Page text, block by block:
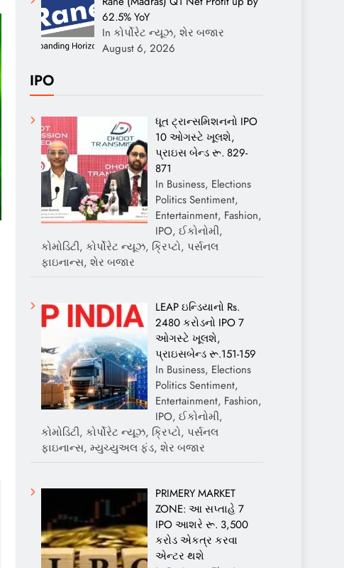
62.5% YoY
In કોર્પોરેટ ન્યૂઝ, શેર બજાર
August 6, 2026
IPO
ધૂત ટ્રાન્સમિશનનો IPO
10 ઓગસ્ટે ખૂલશે,
પ્રાઇસ બેન્ડ રૂ. 829-
871
In Business, Elections
Politics Sentiment,
Entertainment, Fashion,
IPO, ઈકોનોમી,
કોમોડિટી, કોર્પોરેટ ન્યૂઝ, ક્રિપ્ટો, પર્સનલ
ફાઇનાન્સ, શેર બજાર
LEAP ઇન્ડિયાનો Rs.
2480 કરોડનો IPO 7
ઓગસ્ટે ખૂલશે,
પ્રાઇસબેન્ડ રૂ.151-159
In Business, Elections
Politics Sentiment,
Entertainment, Fashion,
IPO, ઈકોનોમી,
કોમોડિટી, કોર્પોરેટ ન્યૂઝ, ક્રિપ્ટો, પર્સનલ
ફાઇનાન્સ, મ્યુચ્યુઅલ ફંડ, શેર બજાર
PRIMERY MARKET
ZONE: આ સપ્તાહે 7
IPO આશરે રૂ. 3,500
કરોડ એકત્ર કરવા
એન્ટર થશે